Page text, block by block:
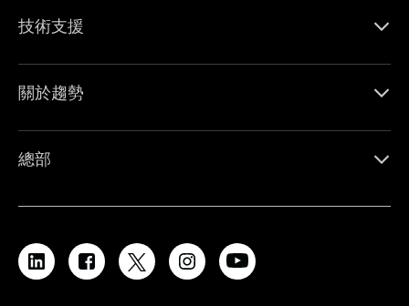
技術支援
關於趨勢
總部